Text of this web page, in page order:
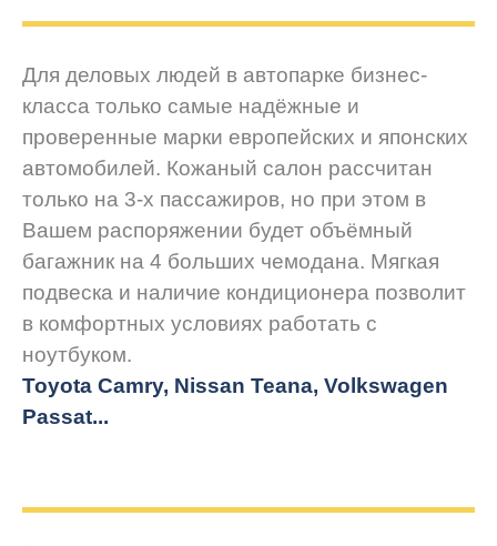
Для деловых людей в автопарке бизнес-
класса только самые надёжные и
проверенные марки европейских и японских
автомобилей. Кожаный салон рассчитан
только на 3-х пассажиров, но при этом в
Вашем распоряжении будет объёмный
багажник на 4 больших чемодана. Мягкая
подвеска и наличие кондиционера позволит
в комфортных условиях работать с
ноутбуком.
Toyota Camry, Nissan Teana, Volkswagen
Passat...